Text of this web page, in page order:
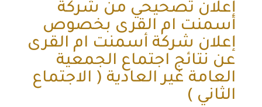
إعلان تصحيحي من شركة
أسمنت ام القرى بخصوص
إعلان شركة أسمنت ام القرى
عن نتائج اجتماع الجمعية
العامة غير العادية ( الاجتماع
الثاني )